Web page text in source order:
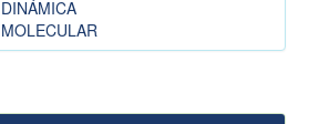
DINÁMICA
MOLECULAR